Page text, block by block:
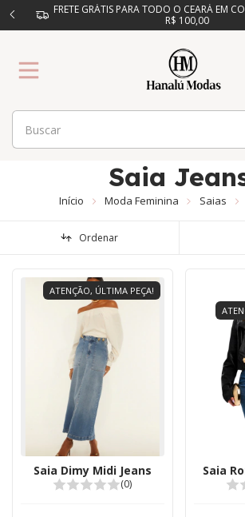
FRETE GRÁTIS PARA TODO O CEARÁ EM
R$ 100,00
Saia
Início Moda Feminina Saias
Ordenar
ATENÇÃO, ÚLTIMA PEÇA!
Saia Dimy Midi Jeans
(0)
Saia